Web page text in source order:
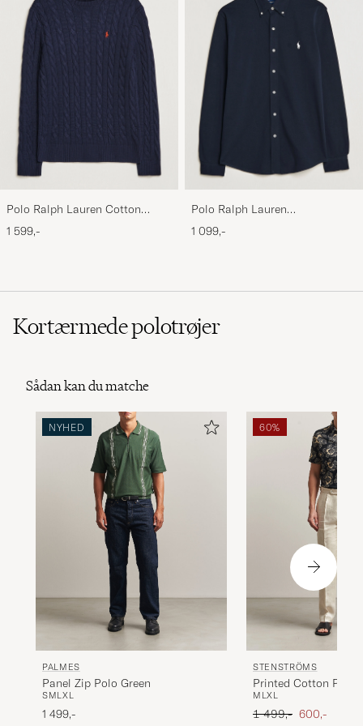
Polo Ralph Lauren Cotton
Cable Pullover Hunter Navy
1 599,-
Polo Ralph Lauren
Featherweight Mesh Shirt
Aviator Navy
1 099,-
Kortærmede polotrøjer
Sådan kan du matche
NYHED
PALMES
Panel Zip Polo Green
SMLXL
1 499,-
60%
STENSTRÖMS
Printed Cotton Polo
M LXL
Ordinary pris
1 499,- Nedsat pris
600,-